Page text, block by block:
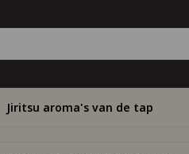
Jiritsu aroma's van de tap